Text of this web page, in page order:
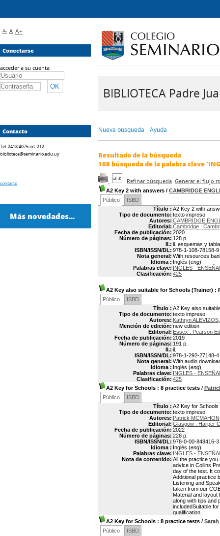
BIBLIOTECA Padre
Nueva búsqueda Ayuda
Resultado de la búsqueda
108búsqueda de la palabra clave
Refinar búsqueda Generar el flujo
A2 Key 2 with answers / CAMBRIDGE
Público
ISBD
Título : A2 Key 2 with
Tipo de documento: texto impreso
Autores: CAMBRIDGE
Editorial: Cambridge :
Fecha de publicación: 2020
Número de páginas: 128 p.
Il.: il. esquemas y
ISBN/ISSN/DL: 978-1-108-78158-9
Nota general: With resources
Idioma : Inglés (eng)
Palabras clave: INGLES -
Clasificación: 425
A2 Key also suitable for Schools (Trainer) :
Público
ISBD
Título : A2 Key also
Tipo de documento: texto impreso
Autores: Kathryn ALEVIZOS
Mención de edición: new edition
Editorial: Essex : Pearson
Fecha de publicación: 2019
Número de páginas: 191 p.
Il.: il.
ISBN/ISSN/DL: 978-1-292-27148-4
Nota general: With audio
Idioma : Inglés (eng)
Palabras clave: INGLES -
Clasificación: 425
A2 Key for Schools : 8 practice tests /
Público
ISBD
Título : A2 Key for
Tipo de documento: texto impreso
Autores: Patrick MCMAHON
Editorial: Glasgow : Harper
Fecha de publicación: 2022
Número de páginas: 228 p.
ISBN/ISSN/DL: 978-0-00-848416-3
Idioma : Inglés (eng)
Palabras clave: INGLES -
Nota de contenido: All the practice you
advice in Collins
day of the test. It
Additional practice
Listening and
taken from our
Material and layout
along with tips and
includedSuitable
qualification.
A2 Key for Schools : 8 practice tests / Sarah
Público
ISBD
A- A A+
Conectarse
acceder a su cuenta
Contacto
Tel. 2418 4075 int. 212
biblioteca@seminario.edu.uy
contacto
Más novedades...